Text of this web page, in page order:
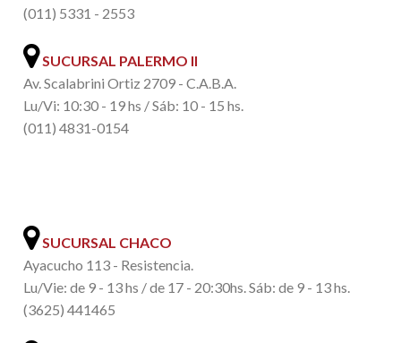
(011) 5331 - 2553
SUCURSAL PALERMO II
Av. Scalabrini Ortiz 2709 - C.A.B.A.
Lu/Vi: 10:30 - 19 hs / Sáb: 10 - 15 hs.
(011) 4831-0154
SUCURSAL CHACO
Ayacucho 113 - Resistencia.
Lu/Vie: de 9 - 13 hs / de 17 - 20:30hs. Sáb: de 9 - 13 hs.
(3625) 441465